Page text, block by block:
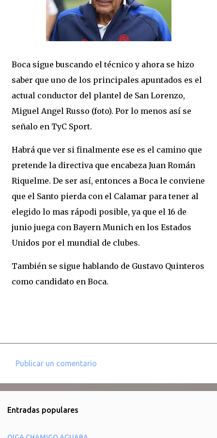
Boca sigue buscando el técnico y ahora se hizo
saber que uno de los principales apuntados es el
actual conductor del plantel de San Lorenzo,
Miguel Angel Russo (foto). Por lo menos así se
señalo en TyC Sport.
Habrá que ver si finalmente ese es el camino que
pretende la directiva que encabeza Juan Román
Riquelme. De ser así, entonces a Boca le conviene
que el Santo pierda con el Calamar para tener al
elegido lo mas rápodi posible, ya que el 16 de
junio juega con Bayern Munich en los Estados
Unidos por el mundial de clubes.
También se sigue hablando de Gustavo Quinteros
como candidato en Boca.
e
Publicar un comentario
Entradas populares